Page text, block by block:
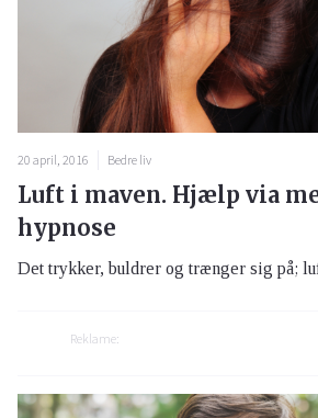
20 april, 2016 Bedre liv
Luft i maven. Hjælp via
hypnose
Det trykker, buldrer og trænger sig på;
Reklame: